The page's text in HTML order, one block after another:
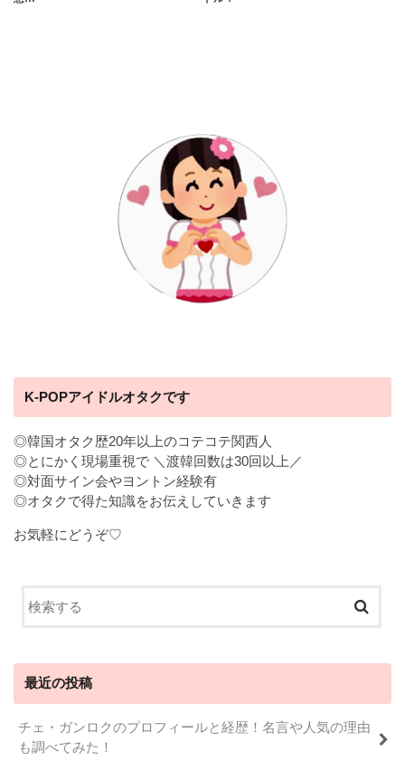
K-POPアイドルオタクです
◎韓国オタク歴20年以上のコテコテ関西人
◎とにかく現場重視で ＼渡韓回数は30回以上／
◎対面サイン会やヨントン経験有
◎オタクで得た知識をお伝えしていきます
お気軽にどうぞ♡
最近の投稿
チェ・ガンロクのプロフィールと経歴！名言や人気の理由
も調べてみた！